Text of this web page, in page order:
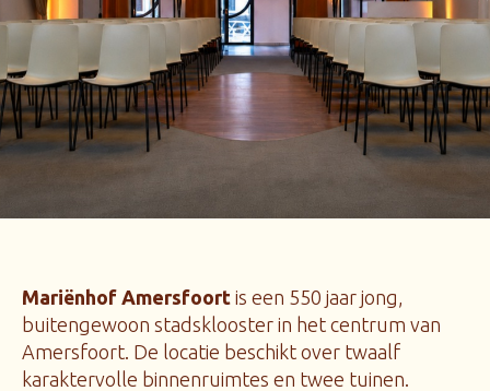
Mariënhof Amersfoort is een 550 jaar jong,
buitengewoon stadsklooster in het centrum van
Amersfoort. De locatie beschikt over twaalf
karaktervolle binnenruimtes en twee tuinen.